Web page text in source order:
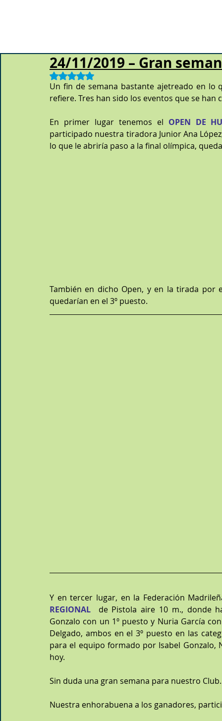
24/11/2019 – Gran
Obtuvo NaN de 5 estrellas.
Un fin de semana bastante ajetreado en lo
refiere. Tres han sido los eventos que se han
En primer lugar tenemos el OPEN DE
participado nuestra tiradora Junior Ana
lo que le abriría paso a la final olímpica,
También en dicho Open, y en la tirada por
quedarían en el 3º puesto.
Y en tercer lugar, en la Federación
REGIONAL
de Pistola aire 10 m., donde
Gonzalo con un 1º puesto y Nuria García
Delgado, ambos en el 3º puesto en las
para el equipo formado por Isabel Gonzalo,
hoy.
Sin duda una gran semana para nuestro Club.
Nuestra enhorabuena a los ganadores,